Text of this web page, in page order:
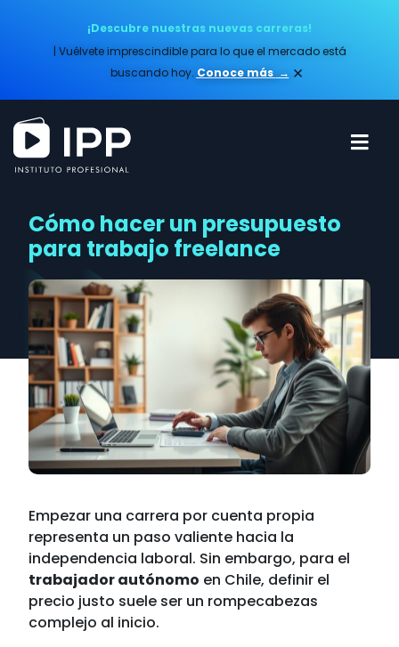
¡Descubre nuestras nuevas carreras!
| Vuélvete imprescindible para lo que el mercado está
buscando hoy. Conoce más​ → ×
Cómo hacer un presupuesto
para trabajo freelance
Empezar una carrera por cuenta propia
representa un paso valiente hacia la
independencia laboral. Sin embargo, para el
trabajador autónomo en Chile, definir el
precio justo suele ser un rompecabezas
complejo al inicio.